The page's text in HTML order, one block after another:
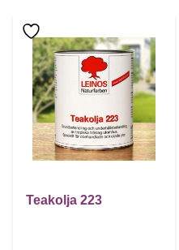
Teakolja 223
Den här produkten har